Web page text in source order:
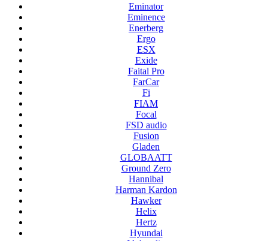
Eminator
Eminence
Enerberg
Ergo
ESX
Exide
Faital Pro
FarCar
Fi
FIAM
Focal
FSD audio
Fusion
Gladen
GLOBAATT
Ground Zero
Hannibal
Harman Kardon
Hawker
Helix
Hertz
Hyundai